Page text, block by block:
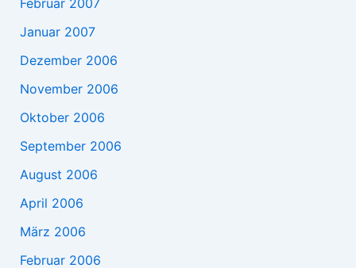
Februar 2007
Januar 2007
Dezember 2006
November 2006
Oktober 2006
September 2006
August 2006
April 2006
März 2006
Februar 2006